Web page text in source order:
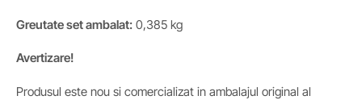
Greutate set ambalat: 0,385 kg
Avertizare!
Produsul este nou si comercializat in ambalajul original al